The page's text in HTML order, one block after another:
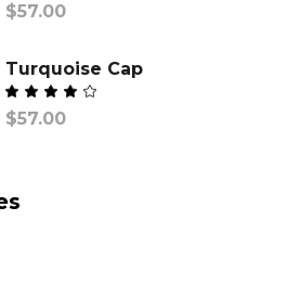
$57.00
Turquoise Cap
$57.00